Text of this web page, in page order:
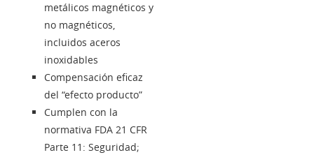
metálicos magnéticos y
no magnéticos,
incluidos aceros
inoxidables
Compensación eficaz
del “efecto producto”
Cumplen con la
normativa FDA 21 CFR
Parte 11: Seguridad;